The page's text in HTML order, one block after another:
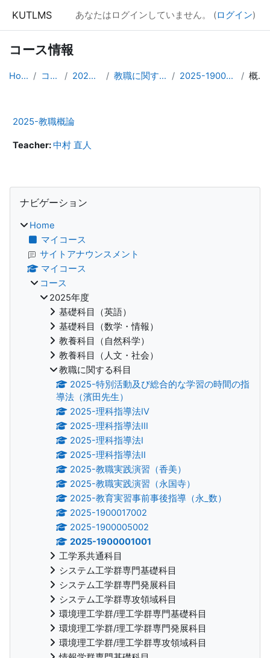
KUTLMS あなたはログインしていません。 (ログイン)
コース情報
Home コース 2025年度 教職に関する科目 2025-1900001001 概要
2025-教職概論
Teacher:中村 直人
ブロック
ナビゲーション
Home
マイコース
サイトアナウンスメント
マイコース
コース
2025年度
基礎科目（英語）
基礎科目（数学・情報）
教養科目（自然科学）
教養科目（人文・社会）
教職に関する科目
2025-特別活動及び総合的な学習の時間の指
導法（濱田先生）
2025-理科指導法IV
2025-理科指導法III
2025-理科指導法I
2025-理科指導法II
2025-教職実践演習（香美）
2025-教職実践演習（永国寺）
2025-教育実習事前事後指導（永_数）
2025-1900017002
2025-1900005002
2025-1900001001
工学系共通科目
システム工学群専門基礎科目
システム工学群専門発展科目
システム工学群専攻領域科目
環境理工学群/理工学群専門基礎科目
環境理工学群/理工学群専門発展科目
環境理工学群/理工学群専攻領域科目